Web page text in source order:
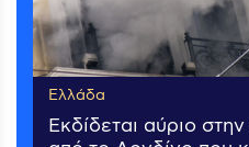
Ελλάδα
Εκδίδεται αύριο